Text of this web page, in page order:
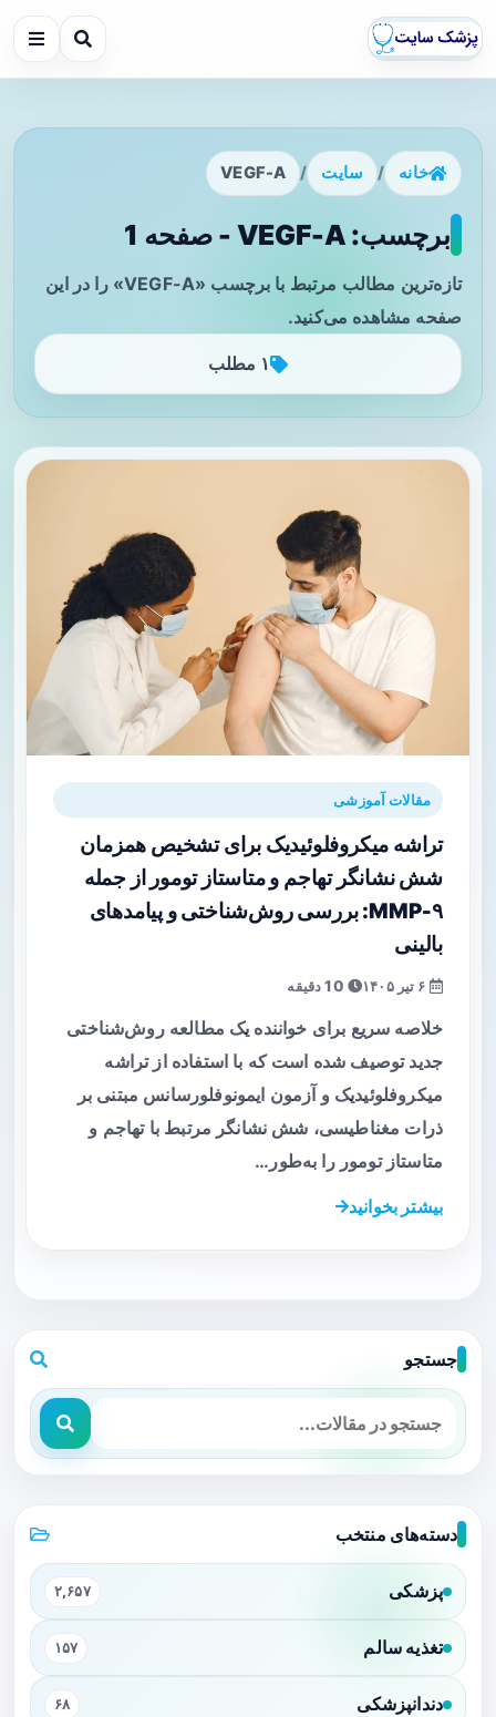
خانه / سایت /
VEGF-A
برچسب: VEGF-A - صفحه 1
تازه‌ترین مطالب مرتبط با برچسب «VEGF-A» را در این
صفحه مشاهده می‌کنید.
۱ مطلب
مقالات آموزشی
تراشه میکروفلوئیدیک برای تشخیص همزمان
شش نشانگر تهاجم و متاستاز تومور از جمله
MMP‑۹: بررسی روش‌شناختی و پیامدهای
بالینی
خلاصه سریع برای خواننده یک مطالعه روش‌شناختی
جدید توصیف شده است که با استفاده از تراشه
میکروفلوئیدیک و آزمون ایمونوفلورسانس مبتنی بر
ذرات مغناطیسی، شش نشانگر مرتبط با تهاجم و
متاستاز تومور را به‌طور…
بیشتر بخوانید
جستجو
دسته‌های منتخب
پزشکی ۲,۶۵۷
تغذیه سالم ۱۵۷
دندانپزشکی ۶۸